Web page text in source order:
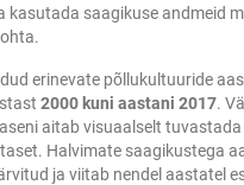
kasutada saagikuse andmeid
erinevate põllukultuuride
2000 kuni aastani 2017.
aitab visuaalselt
Halvimate saagikustega
ja viitab nendel aastatel